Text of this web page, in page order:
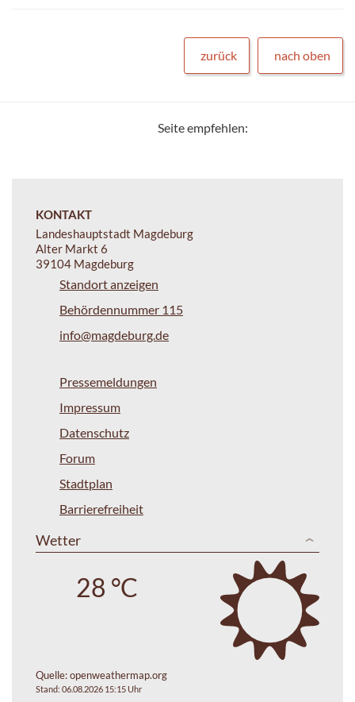
zurück nach oben
Seite empfehlen:
KONTAKT
Landeshauptstadt Magdeburg
Alter Markt 6
39104 Magdeburg
Standort anzeigen
Behördennummer 115
info@magdeburg.de
Pressemeldungen
Impressum
Datenschutz
Forum
Stadtplan
Barrierefreiheit
Wetter
28 °C
Quelle:openweathermap.org
Stand: 06.08.2026 15:15 Uhr